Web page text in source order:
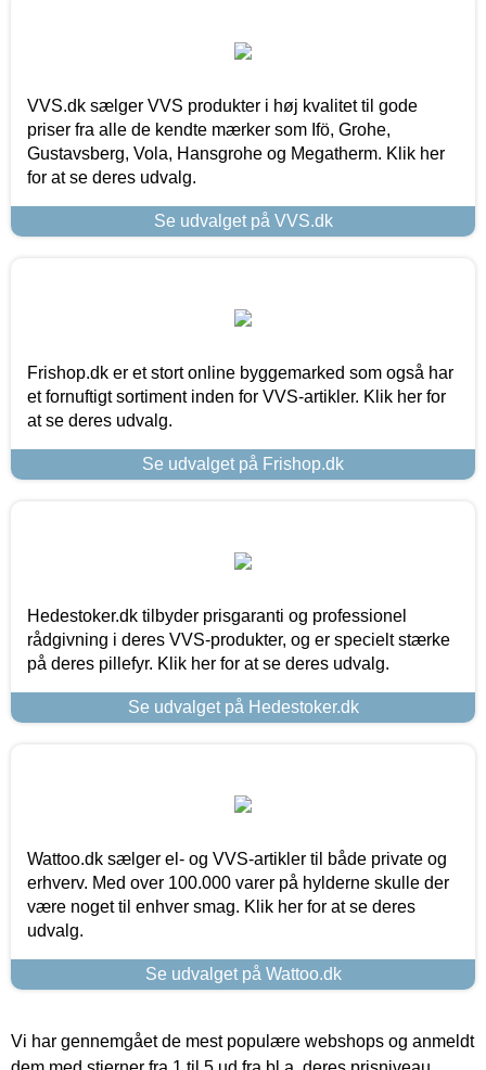
VVS.dk sælger VVS produkter i høj kvalitet til gode
priser fra alle de kendte mærker som Ifö, Grohe,
Gustavsberg, Vola, Hansgrohe og Megatherm. Klik her
for at se deres udvalg.
Se udvalget på VVS.dk
Frishop.dk er et stort online byggemarked som også har
et fornuftigt sortiment inden for VVS-artikler. Klik her for
at se deres udvalg.
Se udvalget på Frishop.dk
Hedestoker.dk tilbyder prisgaranti og professionel
rådgivning i deres VVS-produkter, og er specielt stærke
på deres pillefyr. Klik her for at se deres udvalg.
Se udvalget på Hedestoker.dk
Wattoo.dk sælger el- og VVS-artikler til både private og
erhverv. Med over 100.000 varer på hylderne skulle der
være noget til enhver smag. Klik her for at se deres
udvalg.
Se udvalget på Wattoo.dk
Vi har gennemgået de mest populære webshops og anmeldt